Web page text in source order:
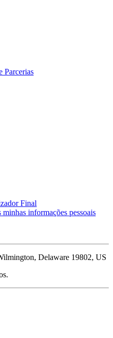
Parcerias
Final
informações pessoais
Delaware 19802, US